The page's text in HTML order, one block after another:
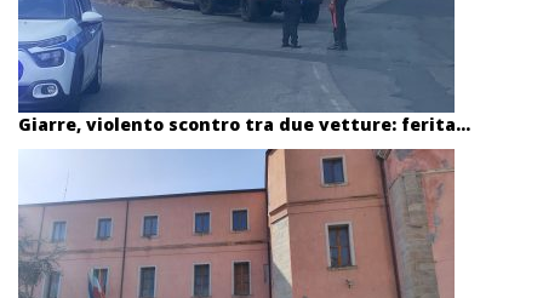
Giarre, violento scontro tra due vetture: ferita...